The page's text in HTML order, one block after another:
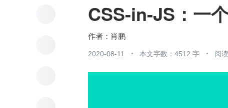
CSS-in-JS：一
肖鹏
2020-08-11 本文字数：4512 字 阅